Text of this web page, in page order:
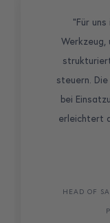
"Für
Werkzeug,
steuern.
bei
erleichtert
HEAD OF